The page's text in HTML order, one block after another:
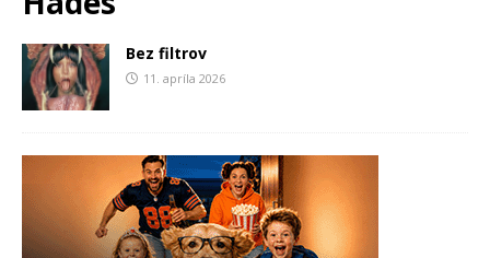
Bez filtrov
11. apríla 2026